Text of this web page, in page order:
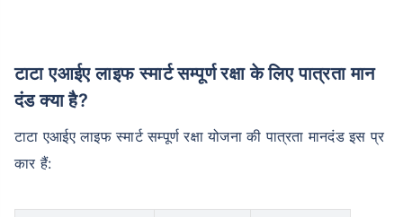
टाटा एआईए लाइफ स्मार्ट सम्पूर्ण रक्षा के लिए पात्रता मान
दंड क्या है?
टाटा एआईए लाइफ स्मार्ट सम्पूर्ण रक्षा योजना की पात्रता मानदंड इस प्र
कार हैं: